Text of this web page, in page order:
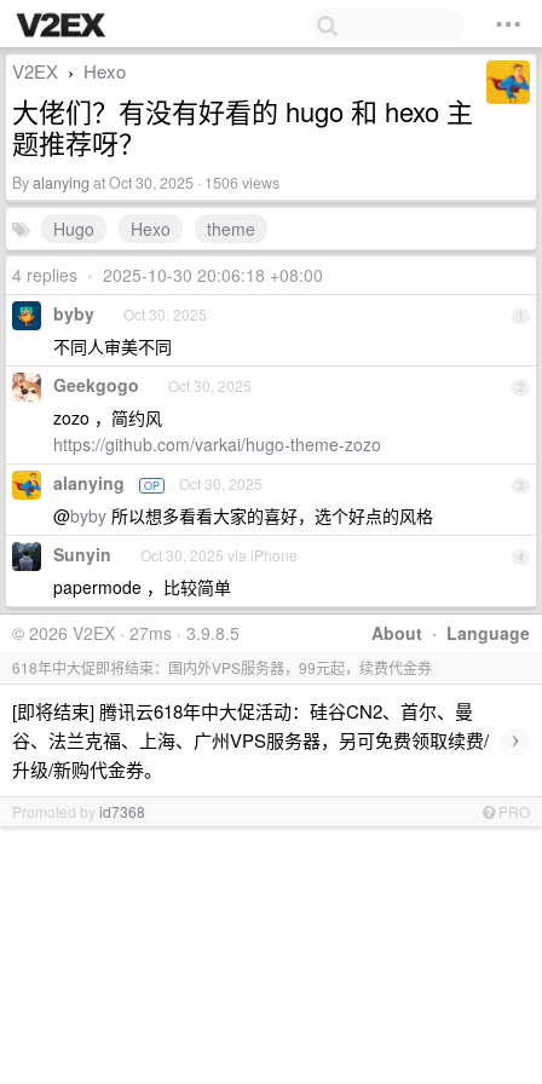
V2EX › Hexo
大佬们？有没有好看的 hugo 和 hexo 主
题推荐呀？
Byalanying at Oct 30, 2025 · 1506 views
Hugo Hexo
theme
4 replies • 2025-10-30 20:06:18 +08:00
1
byby Oct 30, 2025
不同人审美不同
2
Geekgogo Oct 30, 2025
zozo ，简约风
https://github.com/varkai/hugo-theme-zozo
3
alanying OP Oct 30, 2025
@byby 所以想多看看大家的喜好，选个好点的风格
4
Sunyin Oct 30, 2025 via iPhone
papermode ，比较简单
About · Language
© 2026 V2EX · 27ms · 3.9.8.5
618年中大促即将结束：国内外VPS服务器，99元起，续费代金券
[即将结束] 腾讯云618年中大促活动：硅谷CN2、首尔、曼
谷、法兰克福、上海、广州VPS服务器，另可免费领取续费/
升级/新购代金券。
›
Promoted byid7368 PRO